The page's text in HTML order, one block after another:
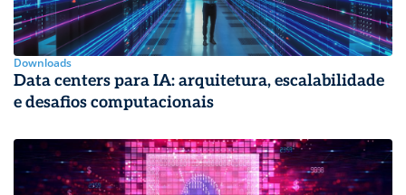
Downloads
Data centers para IA: arquitetura, escalabilidade
e desafios computacionais